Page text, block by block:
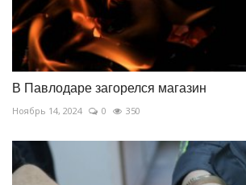
В Павлодаре загорелся магазин
Ноябрь 14, 2024 0 350